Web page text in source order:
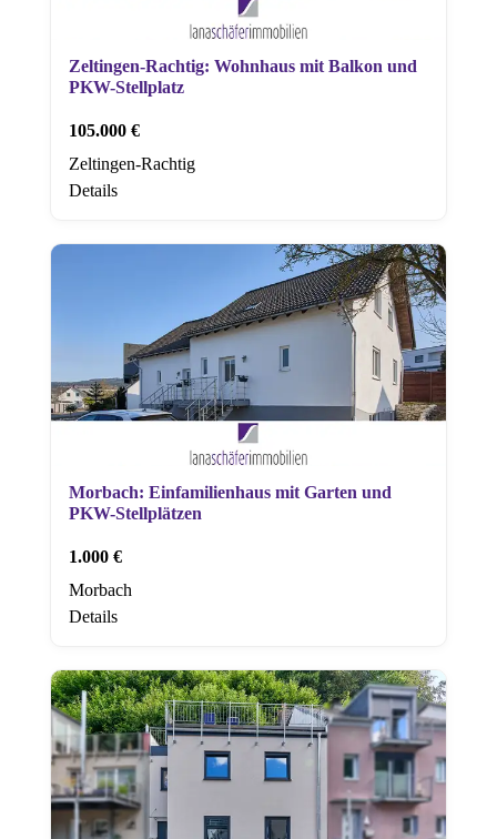
Zeltingen-Rachtig: Wohnhaus mit Balkon und
PKW-Stellplatz
105.000 €
Zeltingen-Rachtig
Details
Morbach: Einfamilienhaus mit Garten und
PKW-Stellplätzen
1.000 €
Morbach
Details